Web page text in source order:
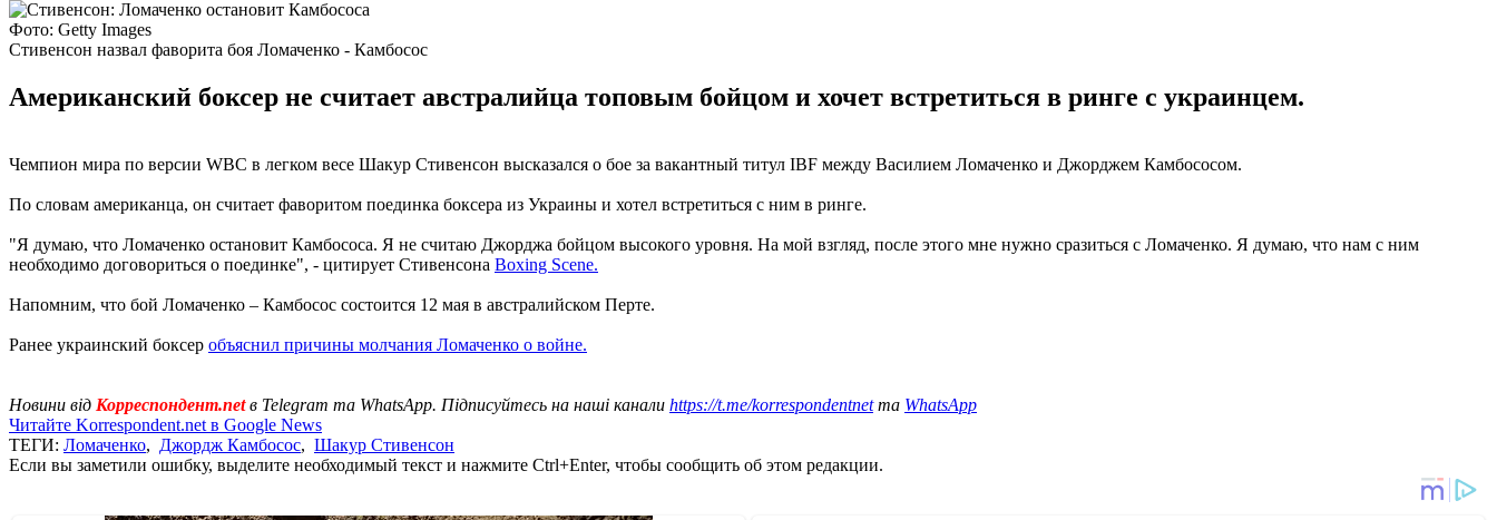
Фото: Getty Images
Стивенсон назвал фаворита боя Ломаченко - Камбосос
Американский боксер не считает австралийца топовым бойцом и хочет встретиться в ринге с украинцем.
Чемпион мира по версии WBC в легком весе Шакур Стивенсон высказался о бое за вакантный титул IBF между Василием Ломаченко и Джорджем Камбососом.
По словам американца, он считает фаворитом поединка боксера из Украины и хотел встретиться с ним в ринге.
"Я думаю, что Ломаченко остановит Камбососа. Я не считаю Джорджа бойцом высокого уровня. На мой взгляд, после этого мне нужно сразиться с Ломаченко. Я думаю, что нам с ним
необходимо договориться о поединке", - цитирует Стивенсона Boxing Scene.
Напомним, что бой Ломаченко – Камбосос состоится 12 мая в австралийском Перте.
Ранее украинский боксер объяснил причины молчания Ломаченко о войне.
Новини від Корреспондент.netв Telegram та WhatsApp. Підписуйтесь на наші канали https://t.me/korrespondentnetта WhatsApp
Читайте Korrespondent.net в Google News
ТЕГИ: Ломаченко, Джордж Камбосос, Шакур Стивенсон
Если вы заметили ошибку, выделите необходимый текст и нажмите Ctrl+Enter, чтобы сообщить об этом редакции.